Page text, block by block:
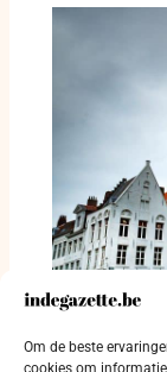
Om de beste
cookies om
Reviewreis
Brussel